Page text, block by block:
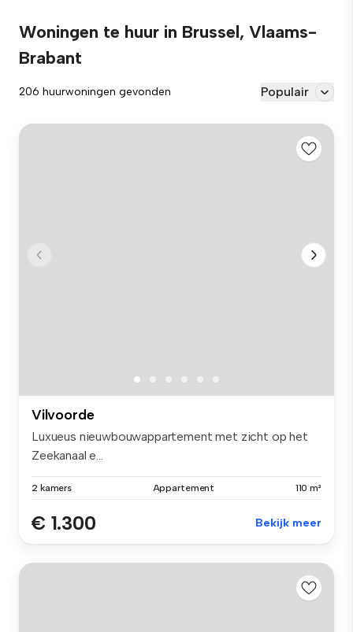
Woningen te huur in Brussel, Vlaams-
Brabant
206 huurwoningen gevonden Populair
Vilvoorde
Luxueus nieuwbouwappartement met zicht op het
Zeekanaal e...
2 kamers Appartement 110 m²
€ 1.300 Bekijk meer